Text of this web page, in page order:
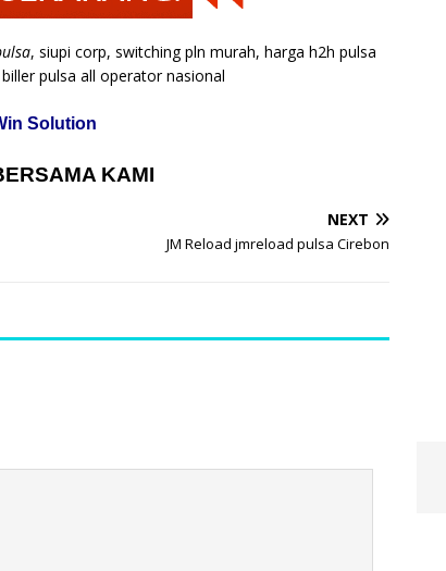
, siupi corp, switching pln murah, harga h2h pulsa
pulsa all operator nasional
Solution
KAMI
NEXT
JM Reload jmreload pulsa Cirebon